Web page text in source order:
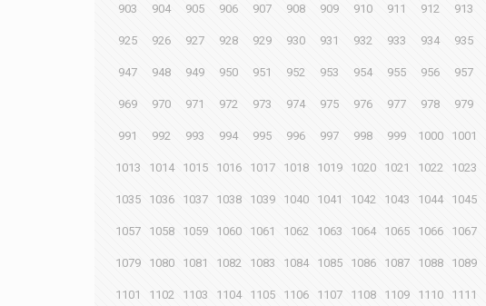
903 904 905 906 907 908 909 910 911 912 913
925 926 927 928 929 930 931 932 933 934 935
947 948 949 950 951 952 953 954 955 956 957
969 970 971 972 973 974 975 976 977 978 979
991 992 993 994 995 996 997 998 999 1000 1001
1013 1014 1015 1016 1017 1018 1019 1020 1021 1022 1023
1035 1036 1037 1038 1039 1040 1041 1042 1043 1044 1045
1057 1058 1059 1060 1061 1062 1063 1064 1065 1066 1067
1079 1080 1081 1082 1083 1084 1085 1086 1087 1088 1089
1101 1102 1103 1104 1105 1106 1107 1108 1109 1110 1111